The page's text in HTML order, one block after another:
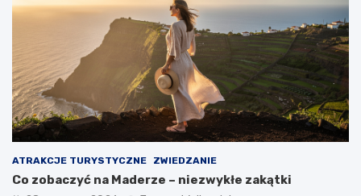
ATRAKCJE TURYSTYCZNE ZWIEDZANIE
Co zobaczyć na Maderze – niezwykłe zakątki